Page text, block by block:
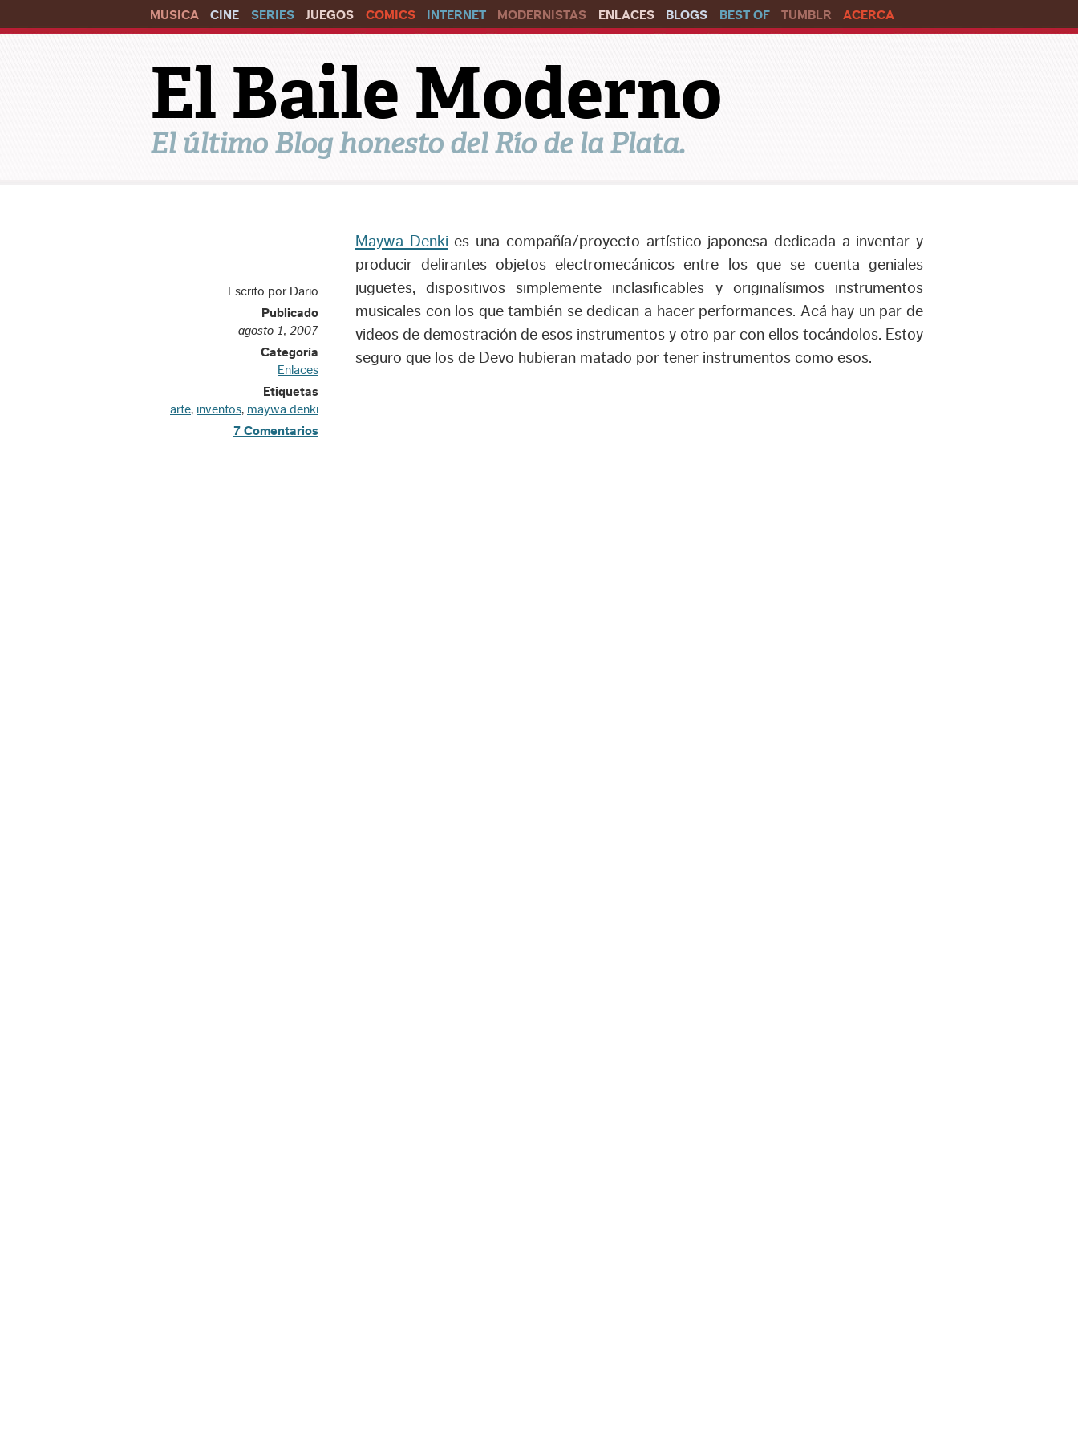
MUSICA CINE SERIES JUEGOS COMICS INTERNET MODERNISTAS ENLACES BLOGS BEST OF TUMBLR ACERCA
El Baile Moderno
El último Blog honesto del Río de la Plata.
Escrito por Dario
Publicado
agosto 1, 2007
Categoría
Enlaces
Etiquetas
arte, inventos, maywa denki
7 Comentarios
Maywa Denki es una compañía/proyecto artístico japonesa dedicada a inventar y
producir delirantes objetos electromecánicos entre los que se cuenta geniales
juguetes, dispositivos simplemente inclasificables y originalísimos instrumentos
musicales con los que también se dedican a hacer performances. Acá hay un par de
videos de demostración de esos instrumentos y otro par con ellos tocándolos. Estoy
seguro que los de Devo hubieran matado por tener instrumentos como esos.